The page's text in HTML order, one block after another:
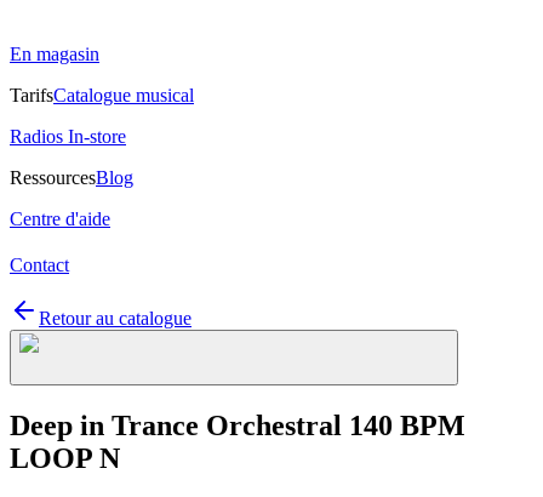
En magasin
TarifsCatalogue musical
Radios In-store
RessourcesBlog
Centre d'aide
Contact
Retour au catalogue
Deep in Trance Orchestral 140 BPM
LOOP N